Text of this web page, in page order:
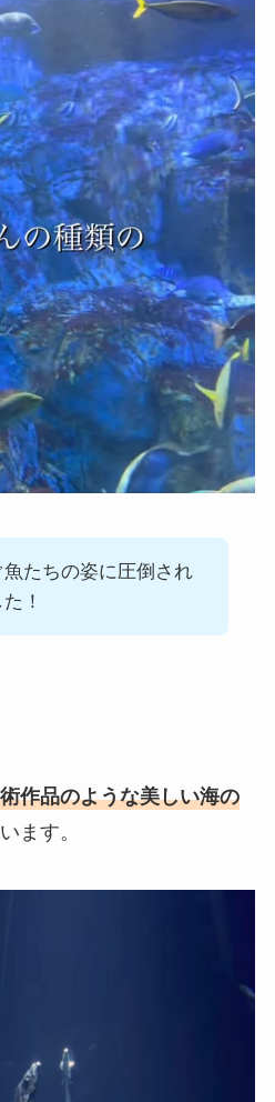
たちの姿に圧倒され
！
作品のような美しい海の
ます。